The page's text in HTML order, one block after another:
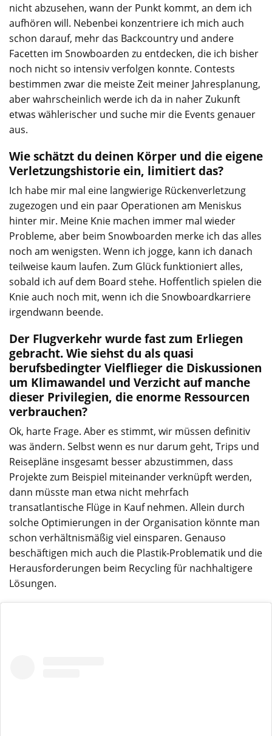
nicht abzusehen, wann der Punkt kommt, an dem ich
aufhören will. Nebenbei konzentriere ich mich auch
schon darauf, mehr das Backcountry und andere
Facetten im Snowboarden zu entdecken, die ich bisher
noch nicht so intensiv verfolgen konnte. Contests
bestimmen zwar die meiste Zeit meiner Jahresplanung,
aber wahrscheinlich werde ich da in naher Zukunft
etwas wählerischer und suche mir die Events genauer
aus.
Wie schätzt du deinen Körper und die eigene
Verletzungshistorie ein, limitiert das?
Ich habe mir mal eine langwierige Rückenverletzung
zugezogen und ein paar Operationen am Meniskus
hinter mir. Meine Knie machen immer mal wieder
Probleme, aber beim Snowboarden merke ich das alles
noch am wenigsten. Wenn ich jogge, kann ich danach
teilweise kaum laufen. Zum Glück funktioniert alles,
sobald ich auf dem Board stehe. Hoffentlich spielen die
Knie auch noch mit, wenn ich die Snowboardkarriere
irgendwann beende.
Der Flugverkehr wurde fast zum Erliegen
gebracht. Wie siehst du als quasi
berufsbedingter Vielflieger die Diskussionen
um Klimawandel und Verzicht auf manche
dieser Privilegien, die enorme Ressourcen
verbrauchen?
Ok, harte Frage. Aber es stimmt, wir müssen definitiv
was ändern. Selbst wenn es nur darum geht, Trips und
Reisepläne insgesamt besser abzustimmen, dass
Projekte zum Beispiel miteinander verknüpft werden,
dann müsste man etwa nicht mehrfach
transatlantische Flüge in Kauf nehmen. Allein durch
solche Optimierungen in der Organisation könnte man
schon verhältnismäßig viel einsparen. Genauso
beschäftigen mich auch die Plastik-Problematik und die
Herausforderungen beim Recycling für nachhaltigere
Lösungen.